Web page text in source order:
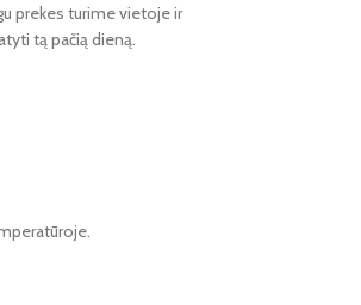
prekes turime vietoje ir
tą pačią dieną.